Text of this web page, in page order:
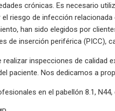
crónicas. Es necesario
riesgo de infección
han sido elegidos por
de inserción periférica (PICC),
realizar inspecciones de
paciente. Nos dedicamos a
en el pabellón 8.1,